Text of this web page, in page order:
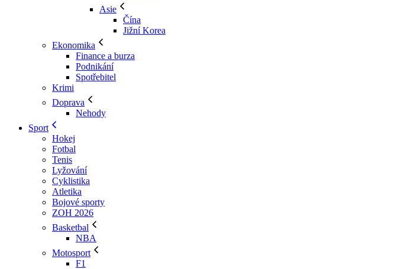
Asie
Čína
Jižní Korea
Ekonomika
Finance a burza
Podnikání
Spotřebitel
Krimi
Doprava
Nehody
Sport
Hokej
Fotbal
Tenis
Lyžování
Cyklistika
Atletika
Bojové sporty
ZOH 2026
Basketbal
NBA
Motosport
F1